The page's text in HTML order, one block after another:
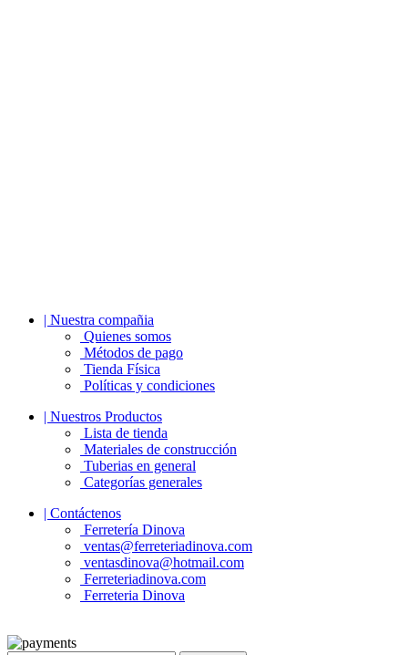
| Nuestra compañia
Quienes somos
Métodos de pago
Tienda Física
Políticas y condiciones
| Nuestros Productos
Lista de tienda
Materiales de construcción
Tuberias en general
Categorías generales
| Contáctenos
Ferretería Dinova
ventas@ferreteriadinova.com
ventasdinova@hotmail.com
Ferreteriadinova.com
Ferreteria Dinova